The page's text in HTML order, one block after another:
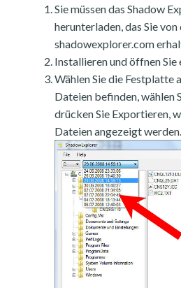
Sie müssen das Shadow
herunterladen, das Sie
shadowexplorer.com
Installieren und öffnen Sie
Wählen Sie die Festplatte
Dateien befinden, wählen
drücken Sie Exportieren,
Dateien angezeigt werden.